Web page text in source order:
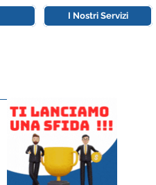
I Nostri Servizi